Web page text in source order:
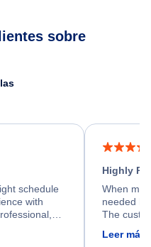
sobre
schedule
with
the
and
Highly
When my
needed
The
calm,
Leer más